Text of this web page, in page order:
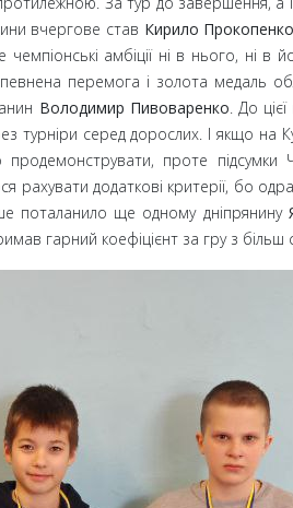
вчергове став Кирило Прокопенко
амбіції ні в нього, ні в
перемога і золота медаль
Володимир Пивоваренко. До
турніри серед дорослих. І якщо на
проте
додаткові критерії, бо
поталанило ще одному дніпрянину
гарний коефіцієнт за гру з